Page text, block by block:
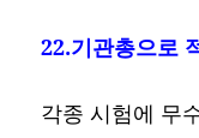
22.기관총으로
각종 시험에 무